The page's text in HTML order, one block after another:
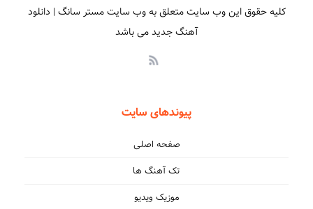
کلیه حقوق این وب سایت متعلق به وب سایت مستر سانگ | دانلود
آهنگ جدید می باشد
پیوندهای سایت
صفحه اصلی
تک آهنگ ها
موزیک ویدیو